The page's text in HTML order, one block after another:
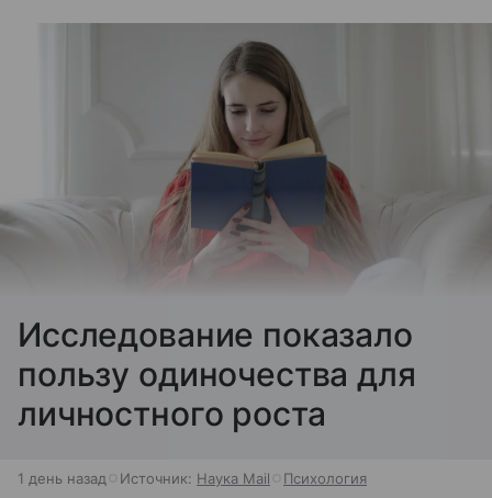
Исследование показало
пользу одиночества для
личностного роста
1 день назад Источник: Наука Mail Психология